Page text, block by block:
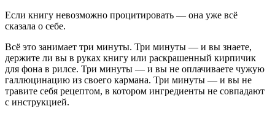
Если книгу невозможно процитировать — она уже всё
сказала о себе.
Всё это занимает три минуты. Три минуты — и вы знаете,
держите ли вы в руках книгу или раскрашенный кирпичик
для фона в рилсе. Три минуты — и вы не оплачиваете чужую
галлюцинацию из своего кармана. Три минуты — и вы не
травите себя рецептом, в котором ингредиенты не совпадают
с инструкцией.